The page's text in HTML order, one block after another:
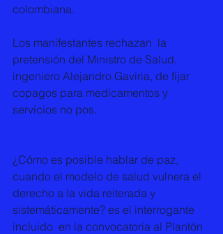
colombiana.
Los manifestantes rechazan  la
pretensión del Ministro de Salud,
ingeniero Alejandro Gaviria, de fijar
copagos para medicamentos y
servicios no pos.
¿Cómo es posible hablar de paz,
cuando el modelo de salud vulnera el
derecho a la vida reiterada y
sistemáticamente? es el interrogante
incluido  en la convocatoria al Plantón